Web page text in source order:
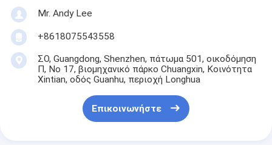
Mr. Andy Lee
+8618075543558
ΣΟ, Guangdong, Shenzhen, πάτωμα 501, οικοδόμηση
Π, Νο 17, βιομηχανικό πάρκο Chuangxin, Κοινότητα
Xintian, οδός Guanhu, περιοχή Longhua
Επικοινωνήστε